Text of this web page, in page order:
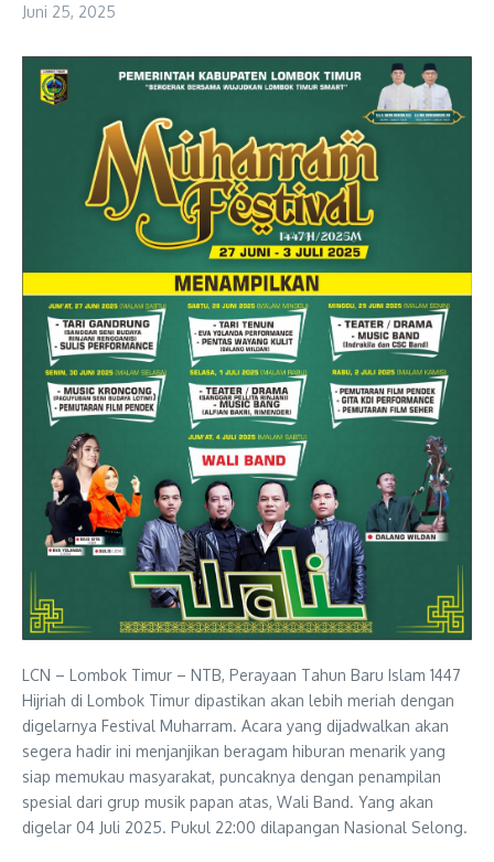
Juni 25, 2025
LCN – Lombok Timur – NTB, Perayaan Tahun Baru Islam 1447
Hijriah di Lombok Timur dipastikan akan lebih meriah dengan
digelarnya Festival Muharram. Acara yang dijadwalkan akan
segera hadir ini menjanjikan beragam hiburan menarik yang
siap memukau masyarakat, puncaknya dengan penampilan
spesial dari grup musik papan atas, Wali Band. Yang akan
digelar 04 Juli 2025. Pukul 22:00 dilapangan Nasional Selong.